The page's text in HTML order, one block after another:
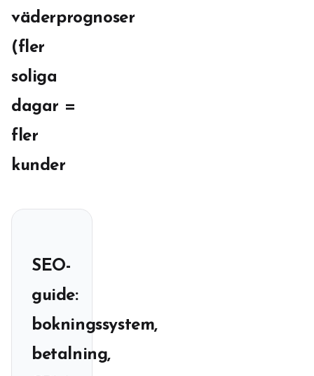
väderprognoser
(fler
soliga
dagar =
fler
kunder
SEO-
guide:
bokningssystem,
betalning,